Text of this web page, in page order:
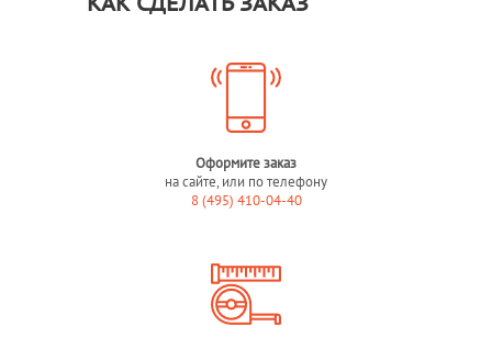
Оформите заказ
на сайте, или по телефону
8 (495) 410-04-40